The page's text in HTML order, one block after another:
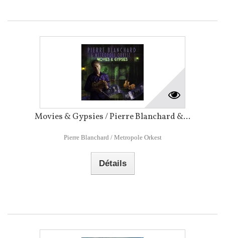
Movies & Gypsies / Pierre Blanchard &...
Pierre Blanchard / Metropole Orkest
Détails